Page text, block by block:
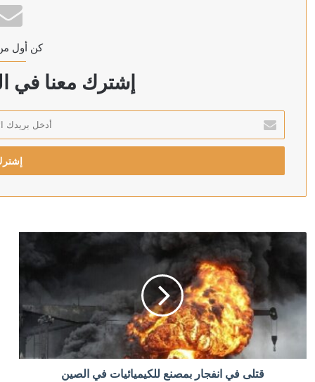
ترامب يحذر: قد أكون آخر رئيس جمهوري
منذ 4 ساعات
إصابة عسكري لبناني باستهداف إسرائيلي لبلدة
كن أول
إشترك معنا في
بريدك
الإلكتروني
قتلى في انفجار بمصنع للكيميائيات في الصين